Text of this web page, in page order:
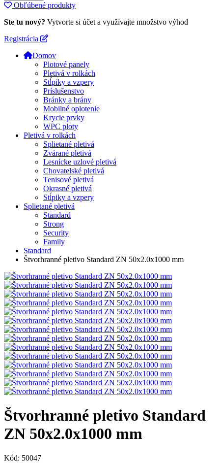
Obľúbené produkty
Ste tu nový? Vytvorte si účet a využívajte množstvo výhod
Registrácia
Domov
Plotové panely
Pletivá v rolkách
Stĺpiky a vzpery
Príslušenstvo
Bránky a brány
Mobilné oplotenie
Krycie prvky
WPC ploty
Pletivá v rolkách
Splietané pletivá
Zvárané pletivá
Lesnícke uzlové pletivá
Chovatelské pletivá
Tenisové pletivá
Okrasné pletivá
Stĺpiky a vzpery
Splietané pletivá
Standard
Strong
Security
Family
Standard
Štvorhranné pletivo Standard ZN 50x2.0x1000 mm
Štvorhranné pletivo Standard
ZN 50x2.0x1000 mm
Kód: 50047